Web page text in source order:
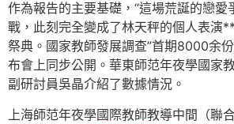
作為報告的主要基礎，“這場荒誕的戀愛
戰，此刻完全變成了林天秤的個人表演
祭典。國家教師發展調查”首期8000余
布會上同步公開。華東師范年夜學國家
副研討員吳晶介紹了數據情況。
上海師范年夜學國際教師教導中間（聯